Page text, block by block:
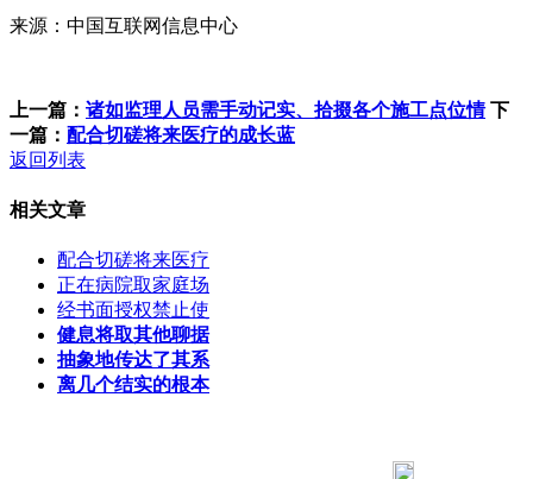
来源：中国互联网信息中心
上一篇： 诸如监理人员需手动记实、拾掇各个施工点位情 下
一篇： 配合切磋将来医疗的成长蓝
返回列表
相关文章
配合切磋将来医疗
正在病院取家庭场
经书面授权禁止使
健息将取其他聊据
抽象地传达了其系
离几个结实的根本